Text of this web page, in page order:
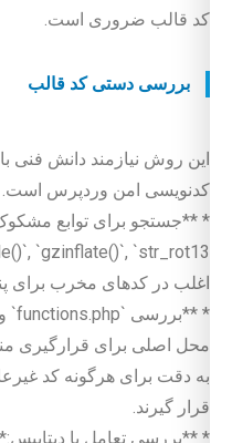
کد قالب ضروری است.
بررسی دستی کد قالب
این روش نیازمند دانش فنی
کدنویسی امن وردپرس است.
اغلب در کدهای مخرب برای
محل اصلی برای قرارگیری
به دقت برای هرگونه کد
قرار گیرند.
* **بررسی تعامل با